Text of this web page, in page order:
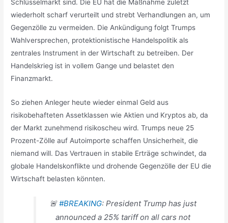
Schlüsselmarkt sind. Die EU hat die Maßnahme zuletzt
wiederholt scharf verurteilt und strebt Verhandlungen an, um
Gegenzölle zu vermeiden. Die Ankündigung folgt Trumps
Wahlversprechen, protektionistische Handelspolitik als
zentrales Instrument in der Wirtschaft zu betreiben. Der
Handelskrieg ist in vollem Gange und belastet den
Finanzmarkt.
So ziehen Anleger heute wieder einmal Geld aus
risikobehafteten Assetklassen wie Aktien und Kryptos ab, da
der Markt zunehmend risikoscheu wird. Trumps neue 25
Prozent-Zölle auf Autoimporte schaffen Unsicherheit, die
niemand will. Das Vertrauen in stabile Erträge schwindet, da
globale Handelskonflikte und drohende Gegenzölle der EU die
Wirtschaft belasten könnten.
🚨#BREAKING: President Trump has just
announced a 25% tariff on all cars not